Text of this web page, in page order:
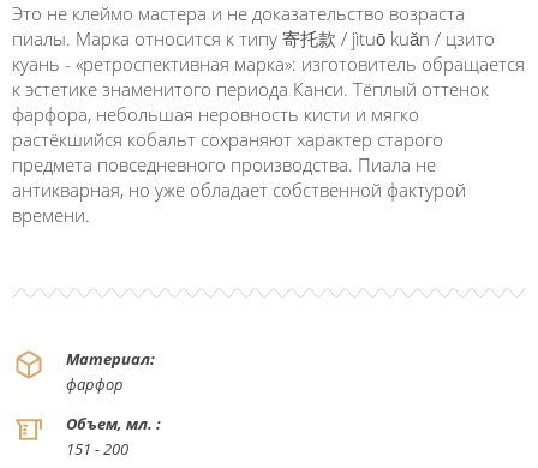
Это не клеймо мастера и не доказательство возраста
пиалы. Марка относится к типу 寄托款 / jìtuō kuǎn / цзито
куань - «ретроспективная марка»: изготовитель обращается
к эстетике знаменитого периода Канси. Тёплый оттенок
фарфора, небольшая неровность кисти и мягко
растёкшийся кобальт сохраняют характер старого
предмета повседневного производства. Пиала не
антикварная, но уже обладает собственной фактурой
времени.
Материал:
фарфор
Объем, мл. :
151 - 200